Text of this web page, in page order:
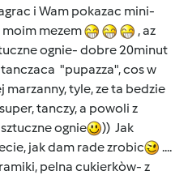
i Wam pokazac mini-
mezem
, az
ognie- dobre 20minut
"pupazza", cos w
tyle, ze ta bedzie
tanczy, a powoli z
ognie
)) Jak
jak dam rade zrobic
....
pelna cukierkòw- z